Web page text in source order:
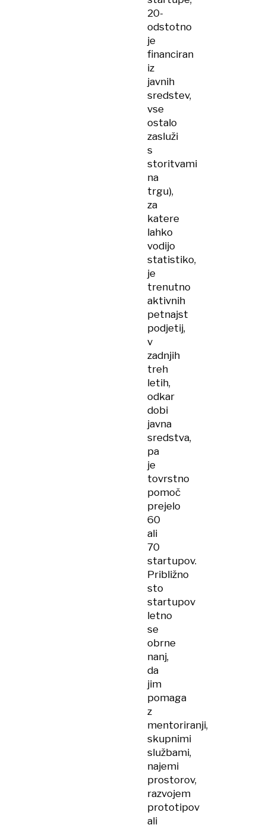
20-
odstotno
je
financiran
iz
javnih
sredstev,
vse
ostalo
zasluži
s
storitvami
na
trgu),
za
katere
lahko
vodijo
statistiko,
je
trenutno
aktivnih
petnajst
podjetij,
v
zadnjih
treh
letih,
odkar
dobi
javna
sredstva,
pa
je
tovrstno
pomoč
prejelo
60
ali
70
startupov.
Približno
sto
startupov
letno
se
obrne
nanj,
da
jim
pomaga
z
mentoriranji,
skupnimi
službami,
najemi
prostorov,
razvojem
prototipov
ali